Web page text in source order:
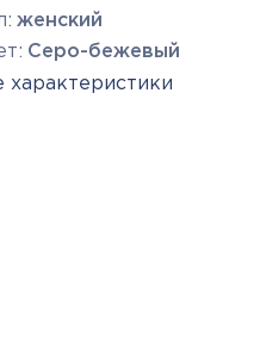
женский
Серо-бежевый
характеристики